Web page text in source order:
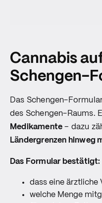
Cannabis
Schengen-
Das Schengen-
des Schengen-Raums.
Medikamente – dazu
Ländergrenzen hinweg
Das Formular bestätigt:
dass eine ärztliche
welche Menge